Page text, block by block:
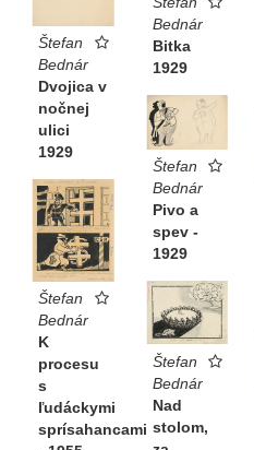
Štefan
Bednár
Dvojica v
nočnej
ulici
1929
Bednár
Bitka
1929
Štefan
Bednár
Pivo a
spev -
1929
Štefan
Bednár
K
procesu
s
ľudáckymi
sprísahancami
Štefan
Bednár
Nad
stolom,